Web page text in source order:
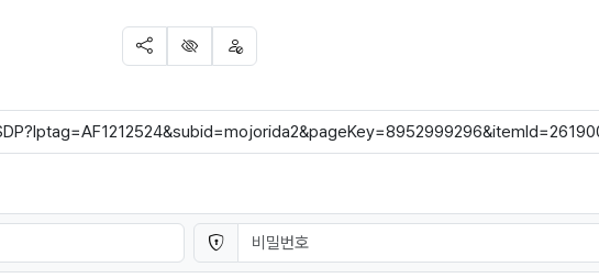
SNS 공유
신고 차단
비밀번호 필수